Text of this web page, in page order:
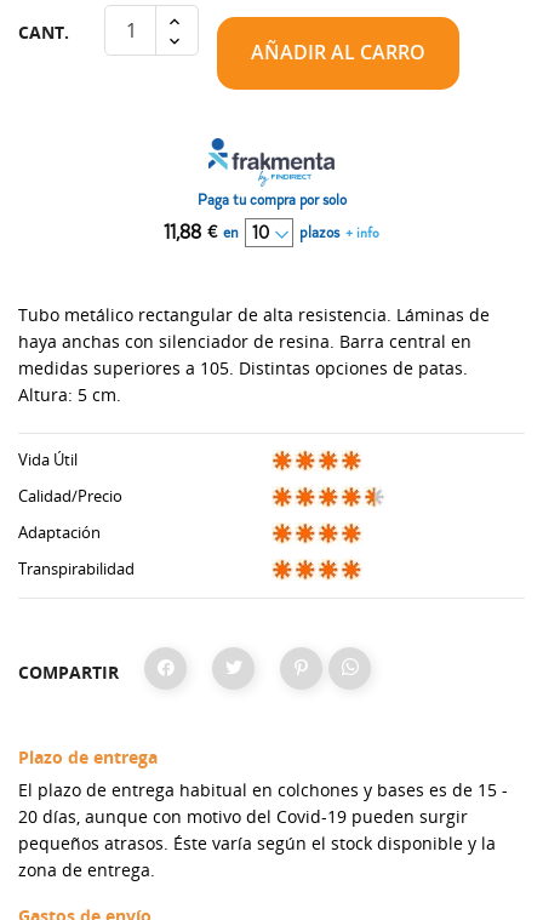
Tubo metálico rectangular de alta resistencia. Láminas de
haya anchas con silenciador de resina. Barra central en
medidas superiores a 105. Distintas opciones de patas.
Altura: 5 cm.
Vida Útil
Calidad/Precio
Adaptación
Transpirabilidad
CANT.
AÑADIR AL CARRO
Paga tu compra por solo
11,88 € en plazos + info
COMPARTIR
Plazo de entrega
El plazo de entrega habitual en colchones y bases es de 15 -
20 días, aunque con motivo del Covid-19 pueden surgir
pequeños atrasos. Éste varía según el stock disponible y la
zona de entrega.